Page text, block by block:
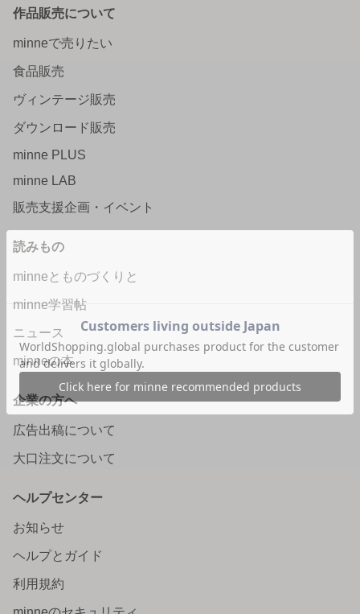
作品販売について
minneで売りたい
食品販売
ヴィンテージ販売
ダウンロード販売
minne PLUS
minne LAB
販売支援企画・イベント
読みもの
minneとものづくりと
minne学習帖
ニュース
minneの本
企業の方へ
広告出稿について
大口注文について
ヘルプセンター
お知らせ
ヘルプとガイド
利用規約